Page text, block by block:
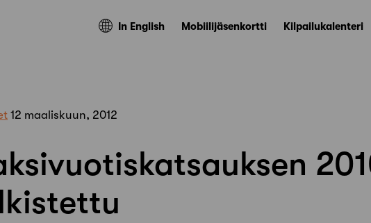
In English Mobiilijäsenkortti Kilpailukalenteri
12 maaliskuun, 2012